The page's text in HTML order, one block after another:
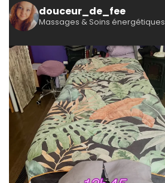
douceur_de_fee
Massages & Soins énergétiques